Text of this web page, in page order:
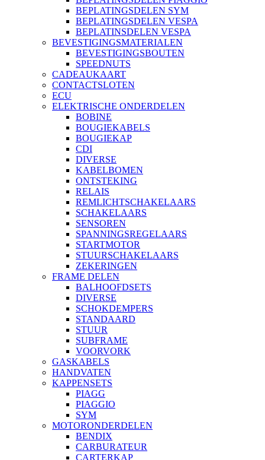
BEPLATINGSDELEN SYM
BEPLATINGSDELEN VESPA
BEPLATINSDELEN VESPA
BEVESTIGINGSMATERIALEN
BEVESTIGINGSBOUTEN
SPEEDNUTS
CADEAUKAART
CONTACTSLOTEN
ECU
ELEKTRISCHE ONDERDELEN
BOBINE
BOUGIEKABELS
BOUGIEKAP
CDI
DIVERSE
KABELBOMEN
ONTSTEKING
RELAIS
REMLICHTSCHAKELAARS
SCHAKELAARS
SENSOREN
SPANNINGSREGELAARS
STARTMOTOR
STUURSCHAKELAARS
ZEKERINGEN
FRAME DELEN
BALHOOFDSETS
DIVERSE
SCHOKDEMPERS
STANDAARD
STUUR
SUBFRAME
VOORVORK
GASKABELS
HANDVATEN
KAPPENSETS
PIAGG
PIAGGIO
SYM
MOTORONDERDELEN
BENDIX
CARBURATEUR
CARTERKAP